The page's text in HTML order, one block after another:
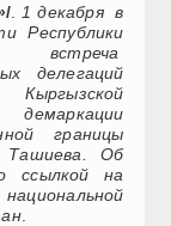
1 декабря в
Республики
встреча
делегаций
границы
Ташиева. Об
ссылкой на
.